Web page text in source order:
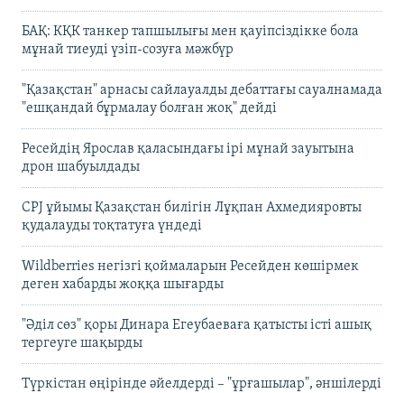
БАҚ: КҚК танкер тапшылығы мен қауіпсіздікке бола
мұнай тиеуді үзіп-созуға мәжбүр
"Қазақстан" арнасы сайлауалды дебаттағы сауалнамада
"ешқандай бұрмалау болған жоқ" дейді
Ресейдің Ярослав қаласындағы ірі мұнай зауытына
дрон шабуылдады
CPJ ұйымы Қазақстан билігін Лұқпан Ахмедияровты
қудалауды тоқтатуға үндеді
Wildberries негізгі қоймаларын Ресейден көшірмек
деген хабарды жоққа шығарды
"Әділ сөз" қоры Динара Егеубаеваға қатысты істі ашық
тергеуге шақырды
Түркістан өңірінде әйелдерді – "ұрғашылар", әншілерді